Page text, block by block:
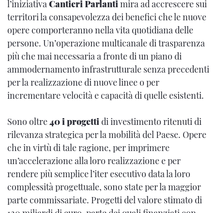
l’iniziativa Cantieri Parlanti mira ad accrescere sui
territori la consapevolezza dei benefici che le nuove
opere comporteranno nella vita quotidiana delle
persone. Un’operazione multicanale di trasparenza
più che mai necessaria a fronte di un piano di
ammodernamento infrastrutturale senza precedenti
per la realizzazione di nuove linee o per
incrementare velocità e capacità di quelle esistenti.
Sono oltre40 i progetti di investimento ritenuti di
rilevanza strategica per la mobilità del Paese. Opere
che in virtù di tale ragione, per imprimere
un’accelerazione alla loro realizzazione e per
rendere più semplice l’iter esecutivo data la loro
complessità progettuale, sono state per la maggior
parte commissariate. Progetti del valore stimato di